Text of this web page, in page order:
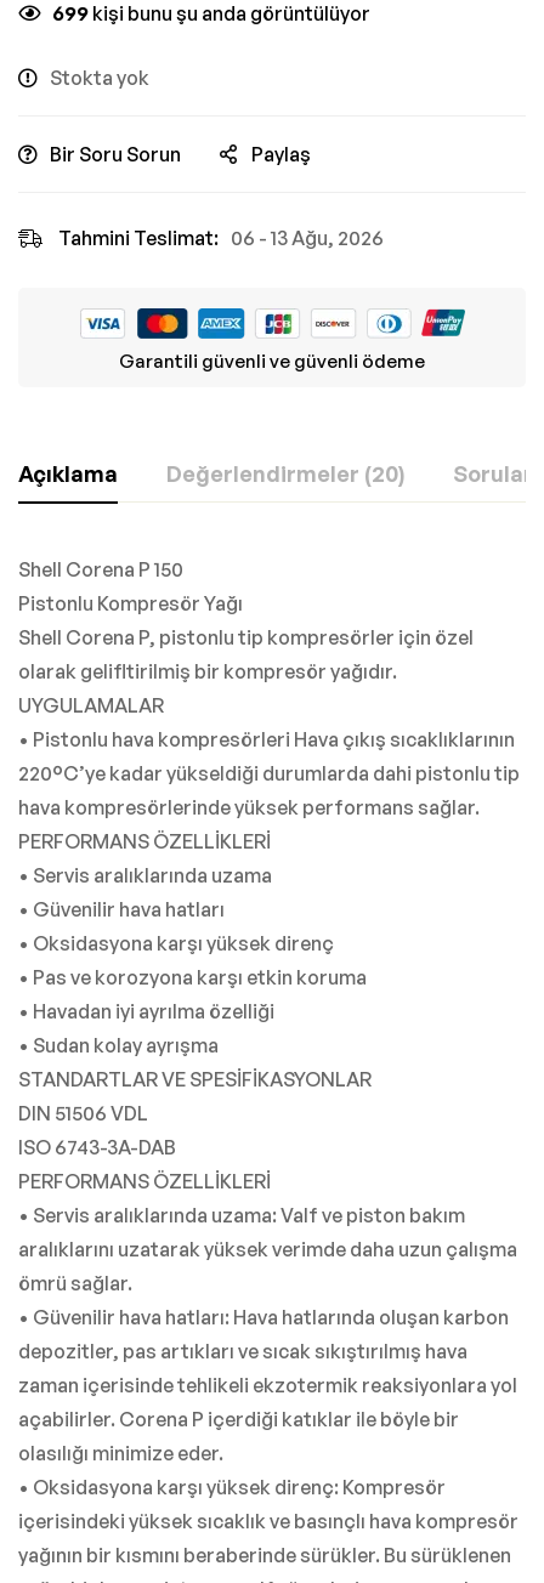
699 kişi bunu şu anda görüntülüyor
Stokta yok
Bir Soru Sorun Paylaş
Tahmini Teslimat: 06 - 13 Ağu, 2026
Garantili güvenli ve güvenli ödeme
Açıklama Değerlendirmeler (20) Sorular
Shell Corena P 150
Pistonlu Kompresör Yağı
Shell Corena P, pistonlu tip kompresörler için özel
olarak gelifltirilmiş bir kompresör yağıdır.
UYGULAMALAR
• Pistonlu hava kompresörleri Hava çıkış sıcaklıklarının
220°C’ye kadar yükseldiği durumlarda dahi pistonlu tip
hava kompresörlerinde yüksek performans sağlar.
PERFORMANS ÖZELLİKLERİ
• Servis aralıklarında uzama
• Güvenilir hava hatları
• Oksidasyona karşı yüksek direnç
• Pas ve korozyona karşı etkin koruma
• Havadan iyi ayrılma özelliği
• Sudan kolay ayrışma
STANDARTLAR VE SPESİFİKASYONLAR
DIN 51506 VDL
ISO 6743-3A-DAB
PERFORMANS ÖZELLİKLERİ
• Servis aralıklarında uzama: Valf ve piston bakım
aralıklarını uzatarak yüksek verimde daha uzun çalışma
ömrü sağlar.
• Güvenilir hava hatları: Hava hatlarında oluşan karbon
depozitler, pas artıkları ve sıcak sıkıştırılmış hava
zaman içerisinde tehlikeli ekzotermik reaksiyonlara yol
açabilirler. Corena P içerdiği katıklar ile böyle bir
olasılığı minimize eder.
• Oksidasyona karşı yüksek direnç: Kompresör
içerisindeki yüksek sıcaklık ve basınçlı hava kompresör
yağının bir kısmını beraberinde sürükler. Bu sürüklenen